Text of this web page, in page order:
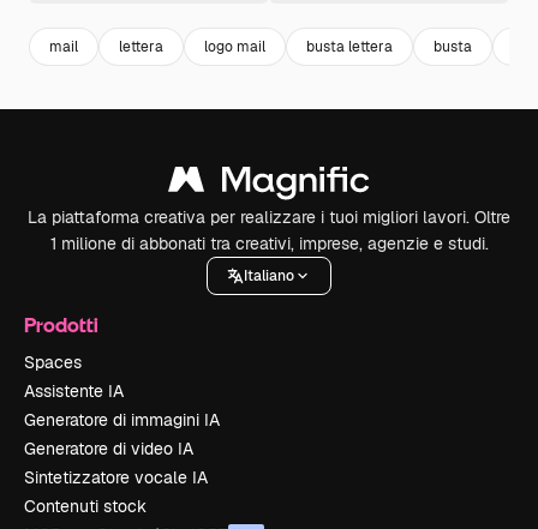
mail lettera logo mail busta lettera busta
La piattaforma creativa per realizzare i tuoi migliori lavori. Oltre
1 milione di abbonati tra creativi, imprese, agenzie e studi.
Italiano
Prodotti
Spaces
Assistente IA
Generatore di immagini IA
Generatore di video IA
Sintetizzatore vocale IA
Contenuti stock